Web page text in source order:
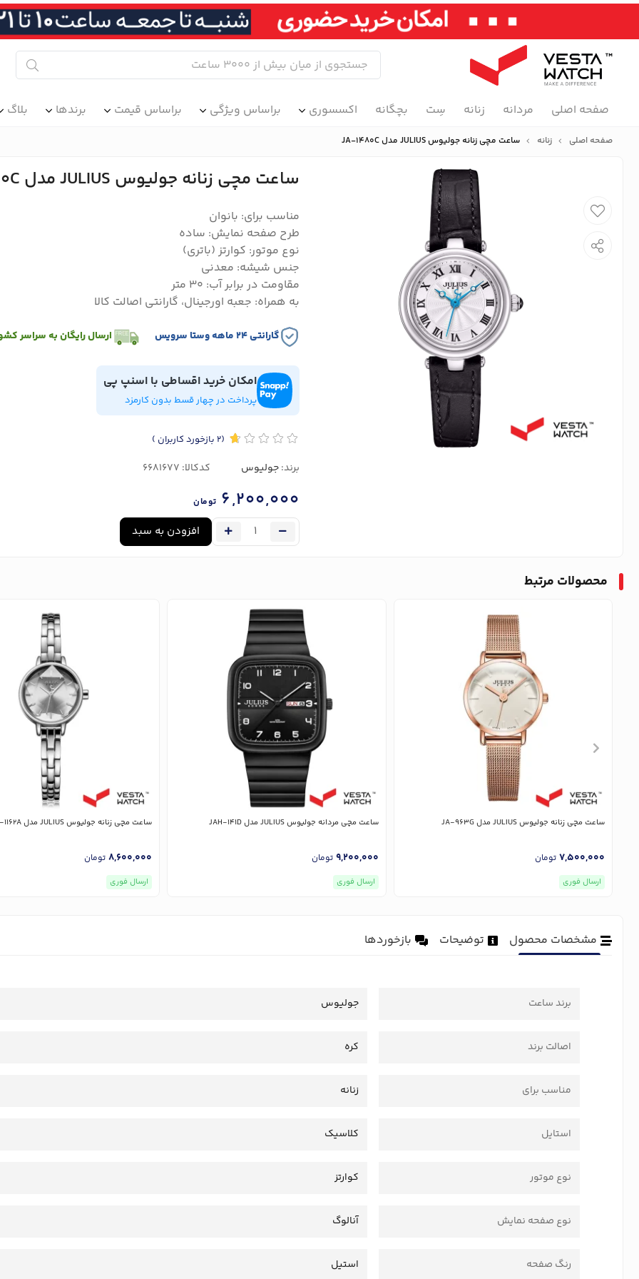
صفحه اصلی مردانه زنانه سِت بچگانه اکسسوری براساس ویژگی براساس قیمت برندها بلاگ
صفحه اصلی زنانه ساعت مچی زنانه جولیوس JULIUS مدل JA-1480C
ساعت مچی زنانه جولیوس JULIUS مدل JA-1480C
مناسب برای: بانوان
طرح صفحه نمایش: ساده
نوع موتور: کوارتز (باتری)
جنس شیشه: معدنی
مقاومت در برابر آب: ۳۰ متر
به همراه: جعبه اورجینال، گارانتی اصالت کالا
گارانتی ۲۴ ماهه وستا سرویس ارسال رایگان به سراسر
امکان خرید اقساطی با اسنپ پی
پرداخت در چهار قسط بدون کارمزد
(2 بازخورد کاربران )
برند:جولیوس کدکالا:
6,200,000 تومان
افزودن به سبد
محصولات مرتبط
ساعت مچی زنانه جولیوس JULIUS مدل JA-963G
7,500,000 تومان
ارسال فوری
ساعت مچی مردانه جولیوس JULIUS مدل JAH-141D
9,200,000 تومان
ارسال فوری
ساعت مچی زنانه جولیوس JULIUS مدل JA-1162A
8,600,000 تومان
ارسال فوری
مشخصات محصول توضیحات بازخوردها
برند ساعت جولیوس
اصالت برند کره
مناسب برای زنانه
استایل کلاسیک
نوع موتور کوارتز
نوع صفحه نمایش آنالوگ
رنگ صفحه استیل